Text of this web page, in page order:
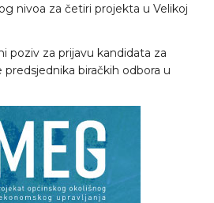
nivoa za četiri projekta u Velikoj
poziv za prijavu kandidata za
biračkih odbora u